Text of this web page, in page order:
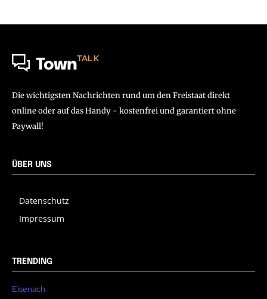
TownTALK
Die wichtigsten Nachrichten rund um den Freistaat direkt
online oder auf das Handy - kostenfrei und garantiert ohne
Paywall!
ÜBER UNS
Datenschutz
Impressum
TRENDING
Eisenach